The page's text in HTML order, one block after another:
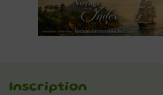
Inscription